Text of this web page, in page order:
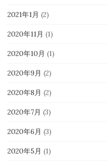
2021年1月 (2)
2020年11月 (1)
2020年10月 (1)
2020年9月 (2)
2020年8月 (2)
2020年7月 (3)
2020年6月 (3)
2020年5月 (1)